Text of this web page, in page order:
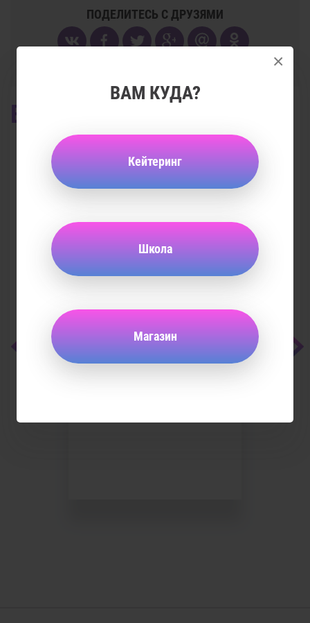
ВАМ КУДА?
Кейтеринг
Школа
Магазин
×
ПОДЕЛИТЕСЬ С ДРУЗЯМИ
ЕЩЕ
Кальянный NBA